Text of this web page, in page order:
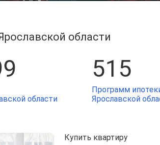
области
области
515
Программ
Ярославской
Купить квартиру